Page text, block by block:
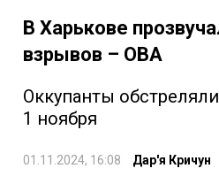
В Харькове
взрывов – ОВА
Оккупанты
1 ноября
01.11.2024, 16:08 Дар'я Кричун